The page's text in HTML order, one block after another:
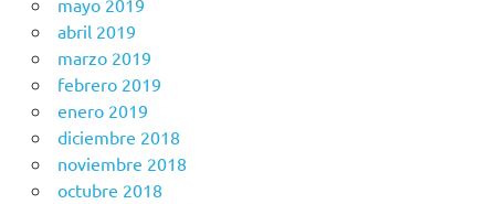
mayo 2019
abril 2019
marzo 2019
febrero 2019
enero 2019
diciembre 2018
noviembre 2018
octubre 2018